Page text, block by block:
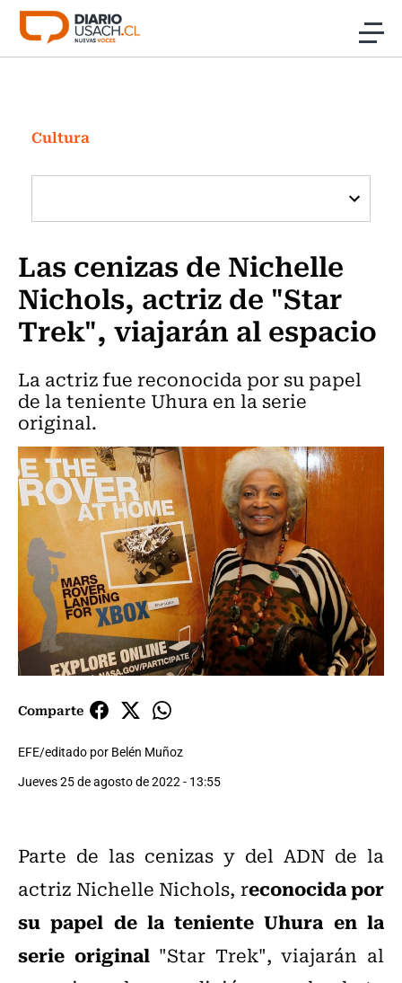
Click acá para ir directamente al contenido
Investigación
Cultura
Programas Radio y TV Usach
Cultura
Las cenizas de Nichelle
Nichols, actriz de "Star
Trek", viajarán al espacio
La actriz fue reconocida por su papel
de la teniente Uhura en la serie
original.
Comparte
EFE/editado por Belén Muñoz
Jueves 25 de agosto de 2022 - 13:55
Parte de las cenizas y del ADN de la
actriz Nichelle Nichols, reconocida por
su papel de la teniente Uhura en la
serie original"Star Trek", viajarán al